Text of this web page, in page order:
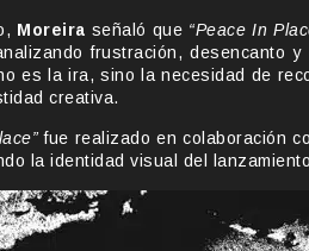
Moreira señaló que “Peace In
frustración, desencanto
es la ira, sino la necesidad de
creativa.
fue realizado en colaboración
la identidad visual del